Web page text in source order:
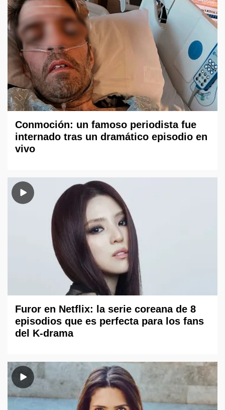
Conmoción: un famoso periodista fue
internado tras un dramático episodio en
vivo
Furor en Netflix: la serie coreana de 8
episodios que es perfecta para los fans
del K-drama